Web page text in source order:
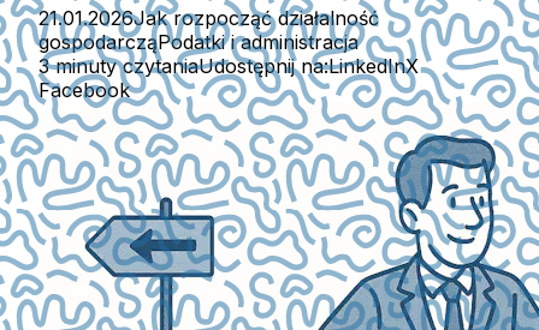
21.01.2026Jak rozpocząć działalność
gospodarcząPodatki i administracja
3 minuty czytaniaUdostępnij na:LinkedInX
Facebook